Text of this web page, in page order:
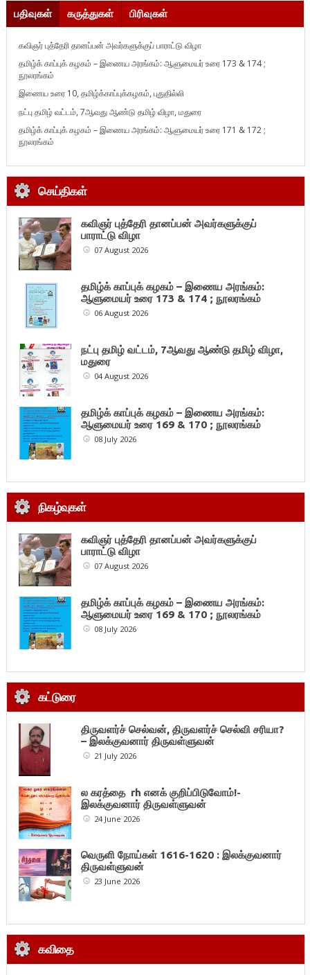
பதிவுகள் கருத்துகள் பிரிவுகள்
கவிஞர் புத்தேரி தானப்பன் அவர்களுக்குப் பாராட்டு விழா
தமிழ்க் காப்புக் கழகம் – இணைய அரங்கம்: ஆளுமையர் உரை 173 & 174 ;
நூலரங்கம்
இணைய உரை 10, தமிழ்க்காப்புக்கழகம், புதுதில்லி
நட்பு தமிழ் வட்டம், 7ஆவது ஆண்டு தமிழ் விழா, மதுரை
தமிழ்க் காப்புக் கழகம் – இணைய அரங்கம்: ஆளுமையர் உரை 171 & 172 ;
நூலரங்கம்
செய்திகள்
கவிஞர் புத்தேரி தானப்பன் அவர்களுக்குப்
பாராட்டு விழா
07 August 2026
தமிழ்க் காப்புக் கழகம் – இணைய அரங்கம்:
ஆளுமையர் உரை 173 & 174 ; நூலரங்கம்
06 August 2026
நட்பு தமிழ் வட்டம், 7ஆவது ஆண்டு தமிழ் விழா,
மதுரை
04 August 2026
தமிழ்க் காப்புக் கழகம் – இணைய அரங்கம்:
ஆளுமையர் உரை 169 & 170 ; நூலரங்கம்
08 July 2026
நிகழ்வுகள்
கவிஞர் புத்தேரி தானப்பன் அவர்களுக்குப்
பாராட்டு விழா
07 August 2026
தமிழ்க் காப்புக் கழகம் – இணைய அரங்கம்:
ஆளுமையர் உரை 169 & 170 ; நூலரங்கம்
08 July 2026
கட்டுரை
திருவளர்ச் செல்வன், திருவளர்ச் செல்வி சரியா?
– இலக்குவனார் திருவள்ளுவன்
21 July 2026
ல கரத்தை rh எனக் குறிப்பிடுவோம்!-
இலக்குவனார் திருவள்ளுவன்
24 June 2026
வெருளி நோய்கள் 1616-1620 : இலக்குவனார்
திருவள்ளுவன்
23 June 2026
கவிதை